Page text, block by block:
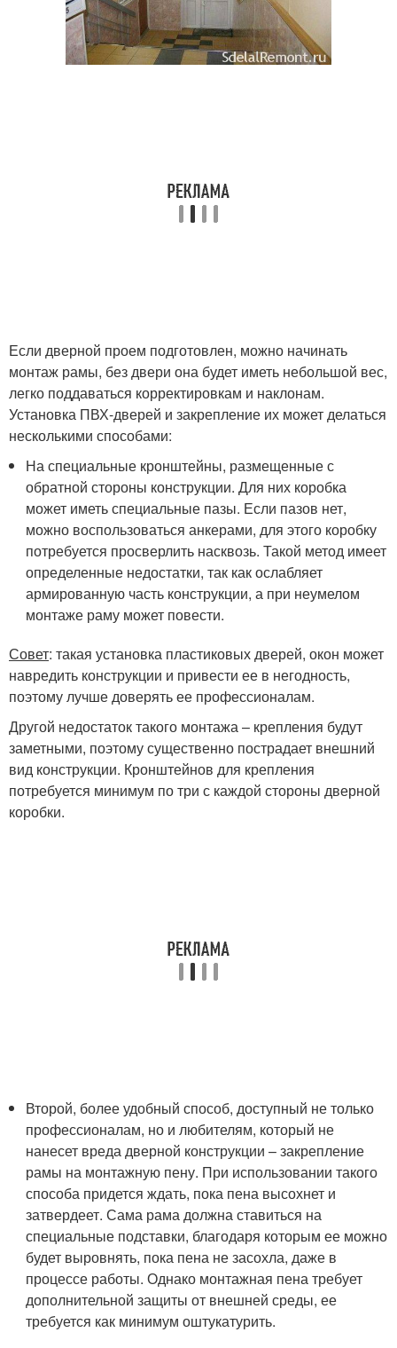
Если дверной проем подготовлен, можно начинать
монтаж рамы, без двери она будет иметь небольшой вес,
легко поддаваться корректировкам и наклонам.
Установка ПВХ-дверей и закрепление их может делаться
несколькими способами:
На специальные кронштейны, размещенные с
обратной стороны конструкции. Для них коробка
может иметь специальные пазы. Если пазов нет,
можно воспользоваться анкерами, для этого коробку
потребуется просверлить насквозь. Такой метод имеет
определенные недостатки, так как ослабляет
армированную часть конструкции, а при неумелом
монтаже раму может повести.
Совет: такая установка пластиковых дверей, окон может
навредить конструкции и привести ее в негодность,
поэтому лучше доверять ее профессионалам.
Другой недостаток такого монтажа – крепления будут
заметными, поэтому существенно пострадает внешний
вид конструкции. Кронштейнов для крепления
потребуется минимум по три с каждой стороны дверной
коробки.
Второй, более удобный способ, доступный не только
профессионалам, но и любителям, который не
нанесет вреда дверной конструкции – закрепление
рамы на монтажную пену. При использовании такого
способа придется ждать, пока пена высохнет и
затвердеет. Сама рама должна ставиться на
специальные подставки, благодаря которым ее можно
будет выровнять, пока пена не засохла, даже в
процессе работы. Однако монтажная пена требует
дополнительной защиты от внешней среды, ее
требуется как минимум оштукатурить.